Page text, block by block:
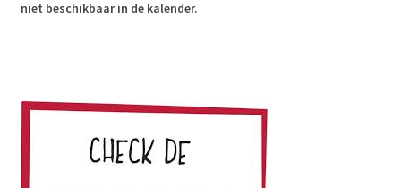
niet beschikbaar in de kalender.